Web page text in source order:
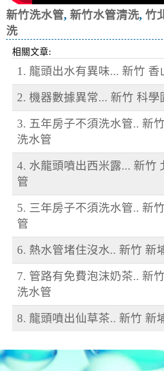
新竹洗水管, 新竹水管清洗, 竹
洗
相關文章:
1. 龍頭出水有異味... 新竹
2. 機器數據異常... 新竹 科學
3. 五年房子不須洗水管.. 新
洗水管
4. 水龍頭噴出西米露... 新竹
管
5. 三年房子不須洗水管.. 新
管
6. 熱水管堵住沒水.. 新竹 新
7. 管路有免費泡沫奶茶.. 新
洗水管
8. 龍頭噴出仙草茶.. 新竹 新